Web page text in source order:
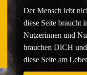
Der Mensch lebt
diese Seite braucht
Nutzerinnen und
brauchen DICH
diese Seite am